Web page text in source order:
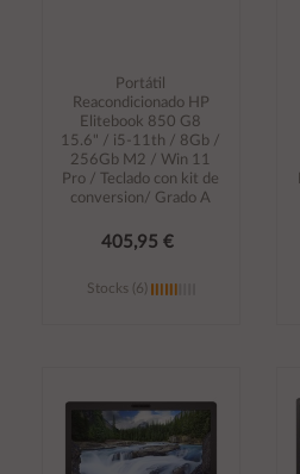
Portátil
Reacondicionado HP
Elitebook 850 G8
15.6" / i5-11th / 8Gb /
256Gb M2 / Win 11
Pro / Teclado con kit de
conversion/ Grado A
405,95 €
Stocks (6)
carrito